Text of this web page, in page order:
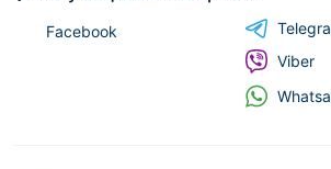
Facebook
Viber